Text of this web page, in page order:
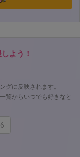
よう！
グに反映されます。
覧からいつでも好きなと